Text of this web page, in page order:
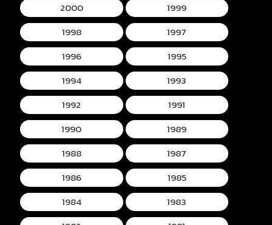
2000
1999
1998
1997
1996
1995
1994
1993
1992
1991
1990
1989
1988
1987
1986
1985
1984
1983